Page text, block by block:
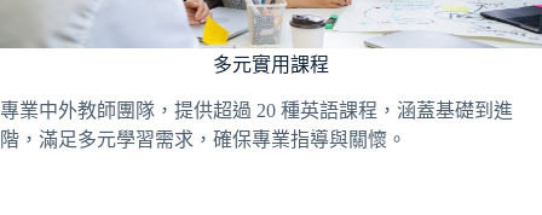
多元實用課程
專業中外教師團隊，提供超過 20 種英語課程，涵蓋基礎到進
階，滿足多元學習需求，確保專業指導與關懷。